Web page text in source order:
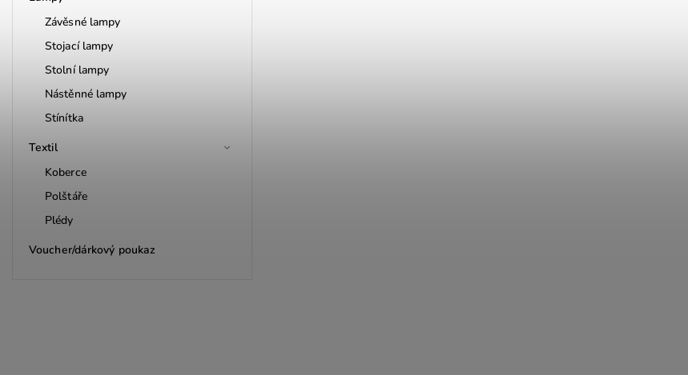
Závěsné lampy
Stojací lampy
Stolní lampy
Nástěnné lampy
Stínítka
Textil
Koberce
Polštáře
Plédy
Voucher/dárkový poukaz